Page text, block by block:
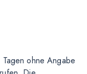
ohne Angabe